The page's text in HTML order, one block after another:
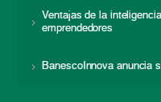
Ventajas de la
emprendedores
BanescoInnova anuncia